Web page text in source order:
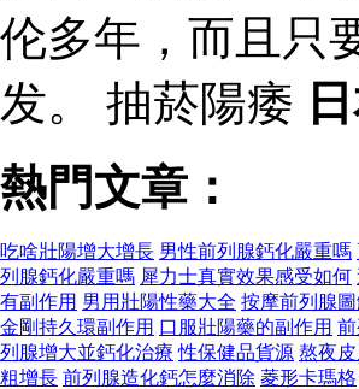
伦多年，而且只
发。 抽菸陽痿
熱門文章：
吃啥壯陽增大增長 男性前列腺鈣化嚴重嗎
列腺鈣化嚴重嗎 犀力士真實效果感受如何
有副作用 男用壯陽性藥大全 按摩前列腺
金剛持久環副作用 口服壯陽藥的副作用
列腺增大並鈣化治療 性保健品貨源 熬夜
粗增長 前列腺造化鈣怎麼消除 菱形卡瑪格